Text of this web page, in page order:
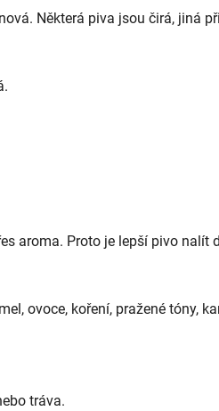
Některá piva jsou čirá, jiná
aroma. Proto je lepší pivo nalít
ovoce, koření, pražené tóny,
tráva.